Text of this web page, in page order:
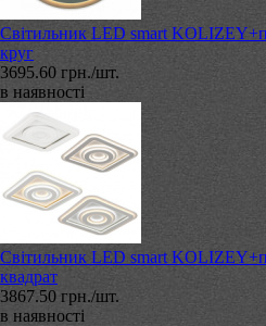
Світильник LED smart
круг
3695.60 грн./шт.
в наявності
Світильник LED smart
квадрат
3867.50 грн./шт.
в наявності